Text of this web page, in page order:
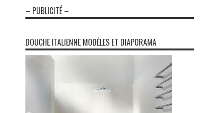
– PUBLICITÉ –
DOUCHE ITALIENNE MODÈLES ET DIAPORAMA